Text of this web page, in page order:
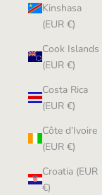
Kinshasa
(EUR €)
Cook Islands
(EUR €)
Costa Rica
(EUR €)
Côte d’Ivoire
(EUR €)
Croatia (EUR
€)